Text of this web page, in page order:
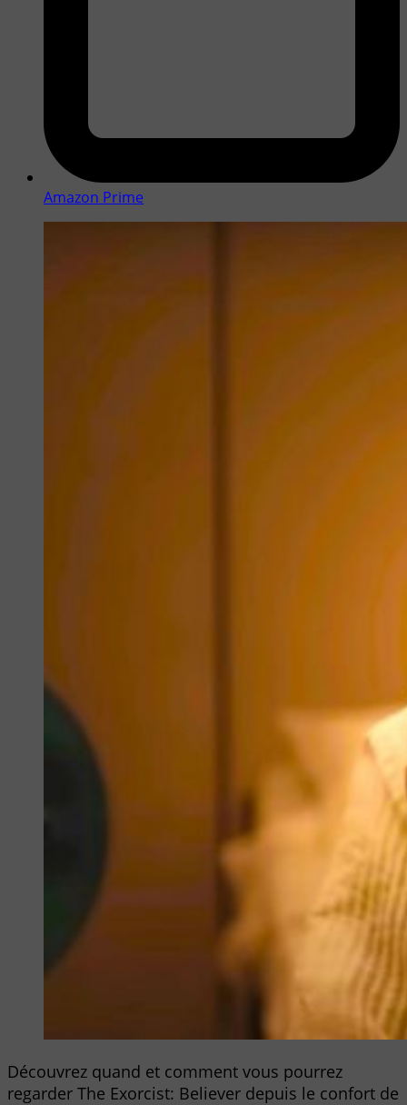
Amazon Prime
Découvrez quand et comment vous pourrez
regarder The Exorcist: Believer depuis le confort de